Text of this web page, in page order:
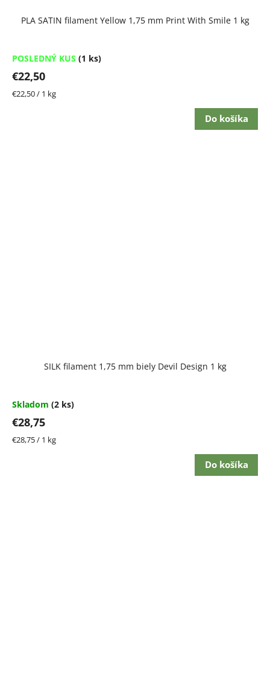
PLA SATIN filament Yellow 1,75 mm Print With Smile 1 kg
POSLEDNÝ KUS (1 ks)
€22,50
Jednotková
€22,50 / 1 kg
Do košíka
SILK filament 1,75 mm biely Devil Design 1 kg
Skladom (2 ks)
€28,75
Jednotková
€28,75 / 1 kg
Do košíka